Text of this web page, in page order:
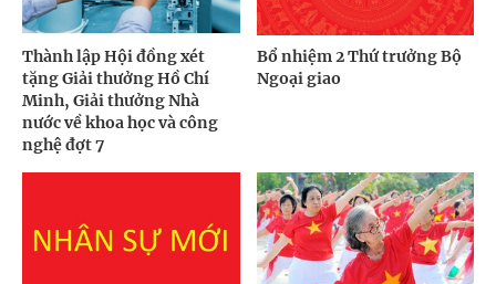
Thành lập Hội đồng xét
tặng Giải thưởng Hồ Chí
Minh, Giải thưởng Nhà
nước về khoa học và công
nghệ đợt 7
Bổ nhiệm 2 Thứ trưởng Bộ
Ngoại giao